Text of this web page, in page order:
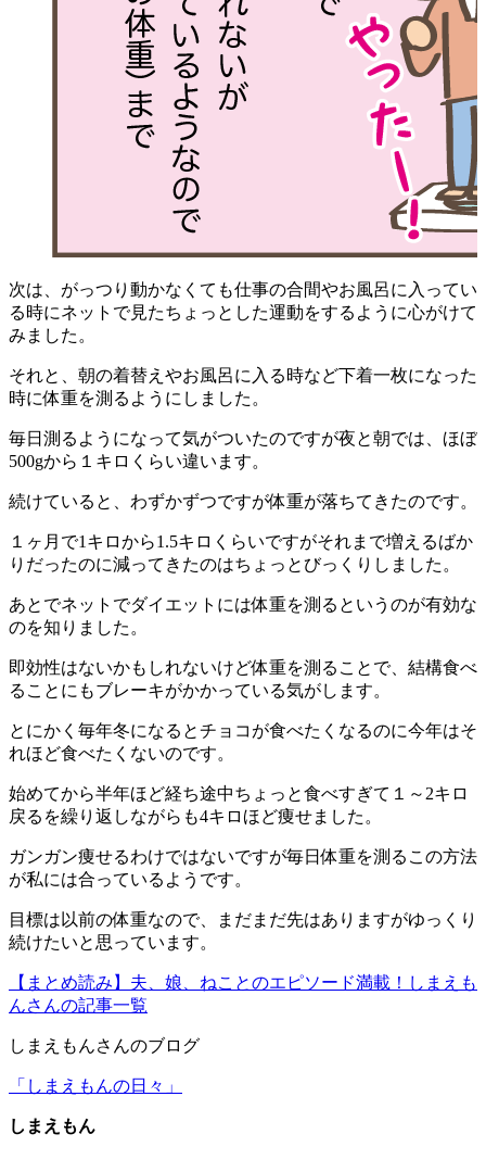
次は、がっつり動かなくても仕事の合間やお風呂に入ってい
る時にネットで見たちょっとした運動をするように心がけて
みました。
それと、朝の着替えやお風呂に入る時など下着一枚になった
時に体重を測るようにしました。
毎日測るようになって気がついたのですが夜と朝では、ほぼ
500gから１キロくらい違います。
続けていると、わずかずつですが体重が落ちてきたのです。
１ヶ月で1キロから1.5キロくらいですがそれまで増えるばか
りだったのに減ってきたのはちょっとびっくりしました。
あとでネットでダイエットには体重を測るというのが有効な
のを知りました。
即効性はないかもしれないけど体重を測ることで、結構食べ
ることにもブレーキがかかっている気がします。
とにかく毎年冬になるとチョコが食べたくなるのに今年はそ
れほど食べたくないのです。
始めてから半年ほど経ち途中ちょっと食べすぎて１～2キロ
戻るを繰り返しながらも4キロほど痩せました。
ガンガン痩せるわけではないですが毎日体重を測るこの方法
が私には合っているようです。
目標は以前の体重なので、まだまだ先はありますがゆっくり
続けたいと思っています。
【まとめ読み】夫、娘、ねことのエピソード満載！しまえも
んさんの記事一覧
しまえもんさんのブログ
「しまえもんの日々」
しまえもん